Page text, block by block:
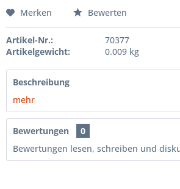
Merken Bewerten
Artikel-Nr.:
70377
Artikelgewicht:
0.009 kg
Beschreibung
mehr
Bewertungen
0
Bewertungen lesen, schreiben und